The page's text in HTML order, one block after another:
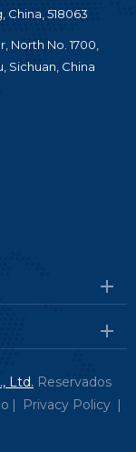
China, 518063
North No. 1700,
Sichuan, China
Ltd. Reservados
| Privacy Policy |